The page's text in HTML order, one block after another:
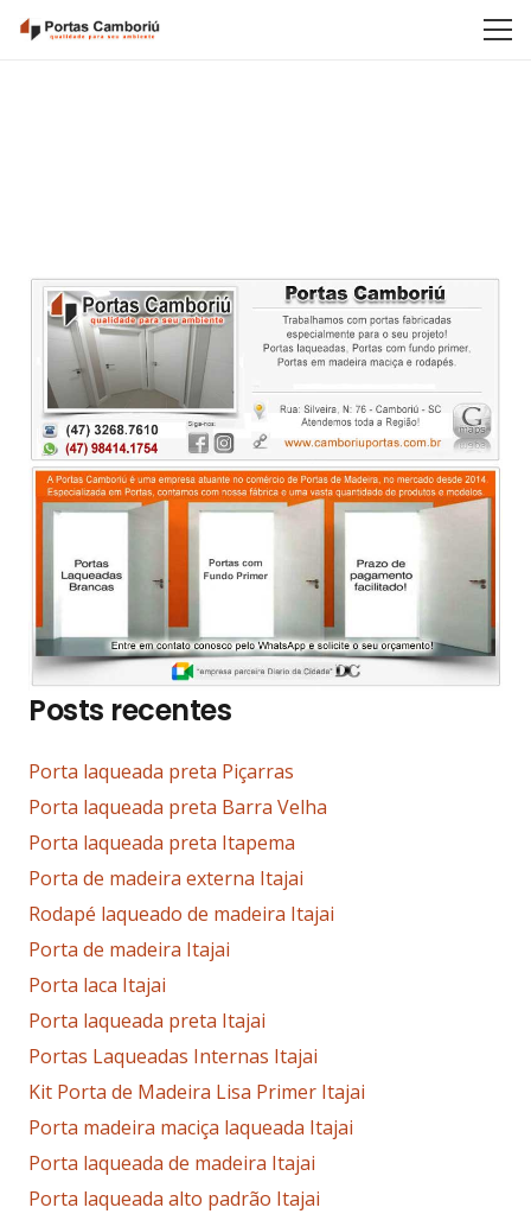
Posts recentes
Porta laqueada preta Piçarras
Porta laqueada preta Barra Velha
Porta laqueada preta Itapema
Porta de madeira externa Itajai
Rodapé laqueado de madeira Itajai
Porta de madeira Itajai
Porta laca Itajai
Porta laqueada preta Itajai
Portas Laqueadas Internas Itajai
Kit Porta de Madeira Lisa Primer Itajai
Porta madeira maciça laqueada Itajai
Porta laqueada de madeira Itajai
Porta laqueada alto padrão Itajai